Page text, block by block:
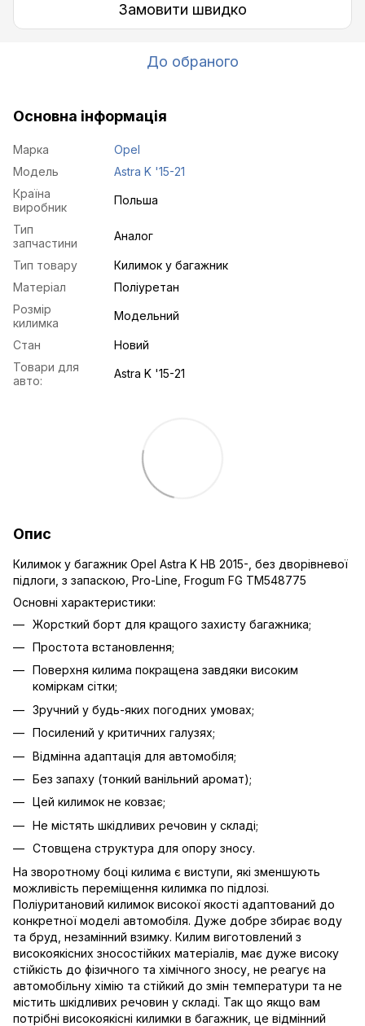
Замовити швидко
До обраного
Основна інформація
Марка
Opel
Модель
Astra K '15-21
Країна
виробник
Польша
Тип
запчастини
Аналог
Тип товару
Килимок у багажник
Матеріал
Поліуретан
Розмір
килимка
Модельний
Стан
Новий
Товари для
авто:
Astra K '15-21
Опис
Килимок у багажник Opel Astra K HB 2015-, без дворівневої
підлоги, з запаскою, Pro-Line, Frogum FG TM548775
Основні характеристики:
Жорсткий борт для кращого захисту багажника;
Простота встановлення;
Поверхня килима покращена завдяки високим
коміркам сітки;
Зручний у будь-яких погодних умовах;
Посилений у критичних галузях;
Відмінна адаптація для автомобіля;
Без запаху (тонкий ванільний аромат);
Цей килимок не ковзає;
Не містять шкідливих речовин у складі;
Стовщена структура для опору зносу.
На зворотному боці килима є виступи, які зменшують
можливість переміщення килимка по підлозі.
Поліуритановий килимок високої якості адаптований до
конкретної моделі автомобіля. Дуже добре збирає воду
та бруд, незамінний взимку. Килим виготовлений з
високоякісних зносостійких матеріалів, має дуже високу
стійкість до фізичного та хімічного зносу, не реагує на
автомобільну хімію та стійкий до змін температури та не
містить шкідливих речовин у складі. Так що якщо вам
потрібні високоякісні килимки в багажник, це відмінний